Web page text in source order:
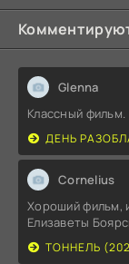
Glenna
Классный фильм.
ДЕНЬ
Cornelius
Хороший фильм,
Елизаветы
ТОННЕЛЬ